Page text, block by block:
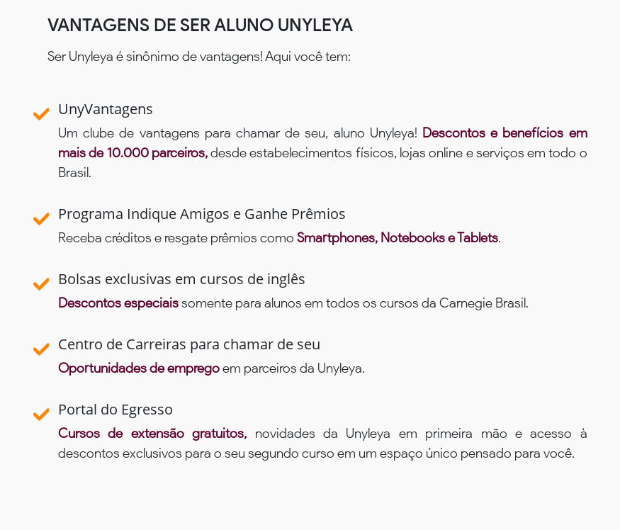
VANTAGENS DE SER ALUNO UNYLEYA
Ser Unyleya é sinônimo de vantagens! Aqui você tem:
UnyVantagens
Um clube de vantagens para chamar de seu, aluno Unyleya! Descontos e benefícios em
mais de 10.000 parceiros,desde estabelecimentos físicos, lojas online e serviços em todo o
Brasil.
Programa Indique Amigos e Ganhe Prêmios
Receba créditos e resgate prêmios como Smartphones, Notebooks e Tablets.
Bolsas exclusivas em cursos de inglês
Descontos especiaissomente para alunos em todos os cursos da Carnegie Brasil.
Centro de Carreiras para chamar de seu
Oportunidades de empregoem parceiros da Unyleya.
Portal do Egresso
Cursos de extensão gratuitos, novidades da Unyleya em primeira mão e acesso à
descontos exclusivos para o seu segundo curso em um espaço único pensado para você.